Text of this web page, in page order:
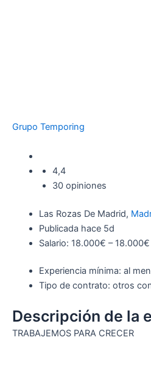
Grupo Temporing
4,4
30 opiniones
Las Rozas De Madrid,
Publicada hace 5d
Salario: 18.000€ –
Experiencia mínima: al
Tipo de contrato: otros
Descripción de la
TRABAJEMOS PARA CRECER